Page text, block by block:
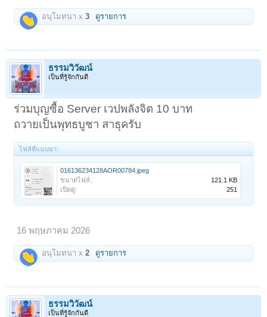
อนุโมทนา x3 ดูรายการ
ธรรมวิวัฒน์
เป็นที่รู้จักกันดี
ร่วมบุญซื้อ Server เวปพลังจิต 10 บาท
ถวายเป็นพุทธบูชา สาธุครับ
ไฟล์ที่แนบมา:
016136234128AOR00784.jpeg
ขนาดไฟล์:
121.1 KB
เปิดดู:
251
16 พฤษภาคม 2026
อนุโมทนา x2 ดูรายการ
ธรรมวิวัฒน์
เป็นที่รู้จักกันดี